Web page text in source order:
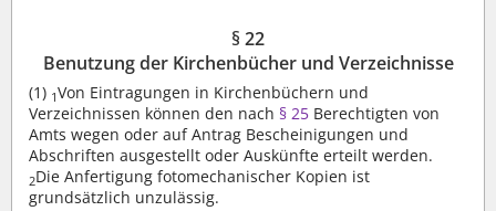
§ 22
Benutzung der Kirchenbücher und Verzeichnisse
(1) 1Von Eintragungen in Kirchenbüchern und
Verzeichnissen können den nach § 25 Berechtigten von
Amts wegen oder auf Antrag Bescheinigungen und
Abschriften ausgestellt oder Auskünfte erteilt werden.
2Die Anfertigung fotomechanischer Kopien ist
grundsätzlich unzulässig.